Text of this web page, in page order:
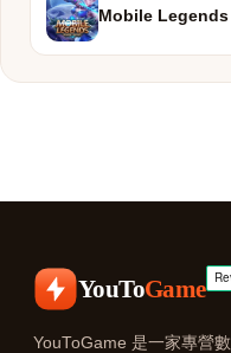
Mobile Legends
YouToGame
YouToGame 是一家專營數